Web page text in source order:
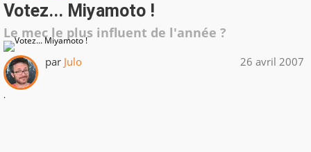
Votez... Miyamoto !
Le mec le plus influent de l'année ?
par Julo 26 avril 2007
.